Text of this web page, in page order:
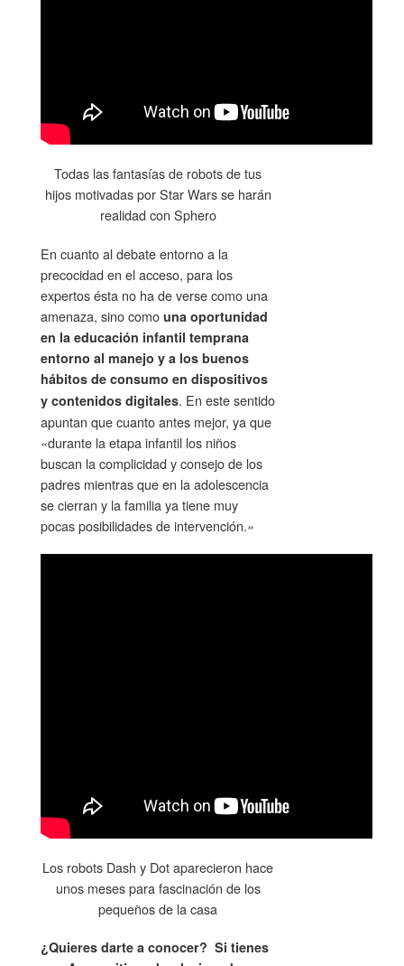
Todas las fantasías de robots de tus
hijos motivadas por Star Wars se harán
realidad con Sphero
En cuanto al debate entorno a la
precocidad en el acceso, para los
expertos ésta no ha de verse como una
amenaza, sino como una oportunidad
en la educación infantil temprana
entorno al manejo y a los buenos
hábitos de consumo en dispositivos
y contenidos digitales. En este sentido
apuntan que cuanto antes mejor, ya que
«durante la etapa infantil los niños
buscan la complicidad y consejo de los
padres mientras que en la adolescencia
se cierran y la familia ya tiene muy
pocas posibilidades de intervención.»
Los robots Dash y Dot aparecieron hace
unos meses para fascinación de los
pequeños de la casa
¿Quieres darte a conocer? Si tienes